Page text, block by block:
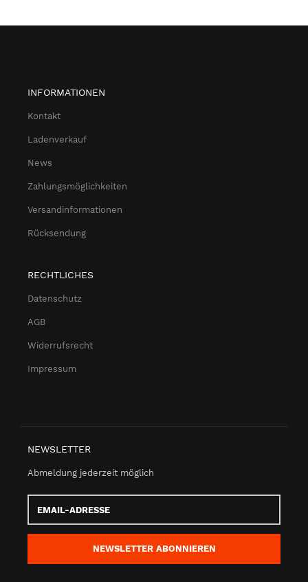
INFORMATIONEN
Kontakt
Ladenverkauf
News
Zahlungsmöglichkeiten
Versandinformationen
Rücksendung
RECHTLICHES
Datenschutz
AGB
Widerrufsrecht
Impressum
NEWSLETTER
Abmeldung jederzeit möglich
Adresse
NEWSLETTER ABONNIEREN